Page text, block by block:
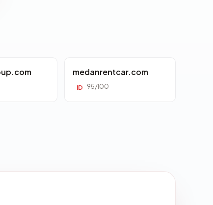
medanrentcar.com
ID 95/100